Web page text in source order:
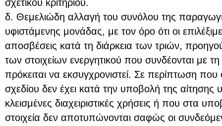
σχετικού κριτηρίου.
δ. Θεμελιώδη αλλαγή του συνόλου της
υφιστάμενης μονάδας, με τον όρο ότι οι
αποσβέσεις κατά τη διάρκεια των τριών,
των στοιχείων ενεργητικού που συνδέονται με
πρόκειται να εκσυγχρονιστεί. Σε περίπτωση
σχεδίου δεν έχει κατά την υποβολή της αίτησης
κλεισμένες διαχειριστικές χρήσεις ή που στα
στοιχεία δεν αποτυπώνονται σαφώς οι